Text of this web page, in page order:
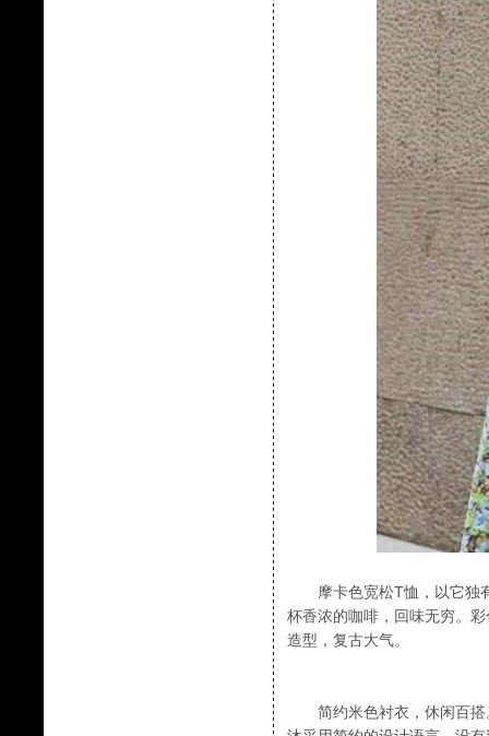
摩卡色宽松T恤，以它独有
杯香浓的咖啡，回味无穷。
造型，复古大气。
简约米色衬衣，休闲百搭